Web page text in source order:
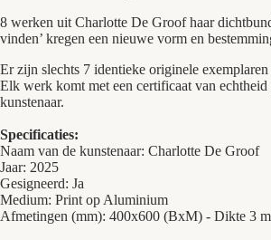
8 werken uit Charlotte De Groof haar
vinden’ kregen een nieuwe vorm en
Er zijn slechts 7 identieke originele
Elk werk komt met een certificaat van echtheid
kunstenaar.
Specificaties:
Naam van de kunstenaar: Charlotte De Groof
Jaar: 2025
Gesigneerd: Ja
Medium: Print op Aluminium
Afmetingen (mm): 400x600 (BxM) - Dikte 3